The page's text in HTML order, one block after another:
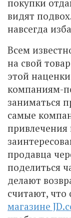
покупки
видят
навсегда
Всем
на свой
этой
компаниям-
заниматься
самые
привлечения
продавца
поделиться
делают
считают, что
магазине